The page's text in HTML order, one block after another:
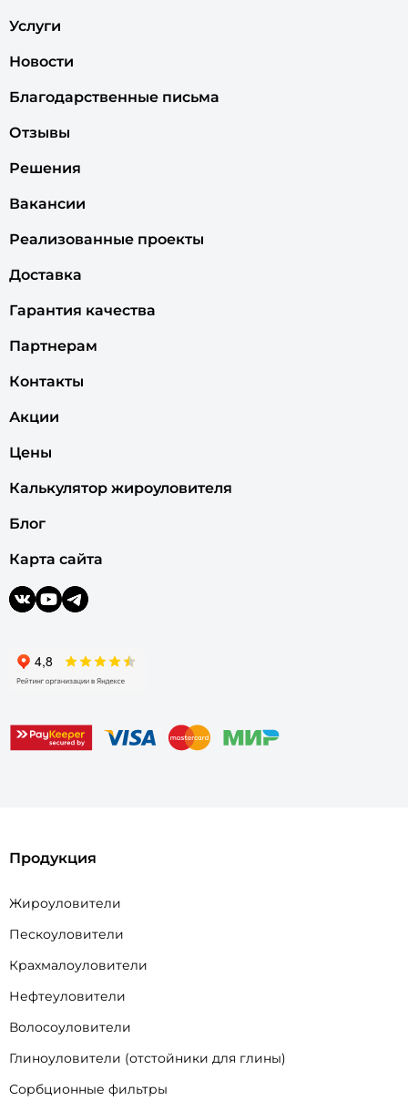
Услуги
Новости
Благодарственные письма
Отзывы
Решения
Вакансии
Реализованные проекты
Доставка
Гарантия качества
Партнерам
Контакты
Акции
Цены
Калькулятор жироуловителя
Блог
Карта сайта
Продукция
Жироуловители
Пескоуловители
Крахмалоуловители
Нефтеуловители
Волосоуловители
Глиноуловители (отстойники для глины)
Сорбционные фильтры